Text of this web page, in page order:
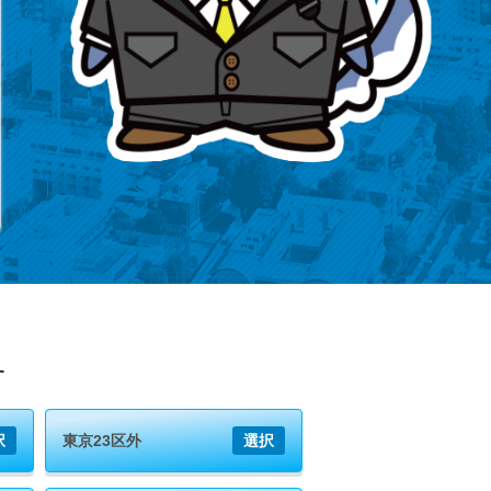
東京23区外 選択